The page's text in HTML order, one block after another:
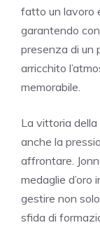
fatto un lavoro
garantendo
presenza di un
arricchito
memorabile.
La vittoria
anche la
affrontare.
medaglie
gestire non
sfida di